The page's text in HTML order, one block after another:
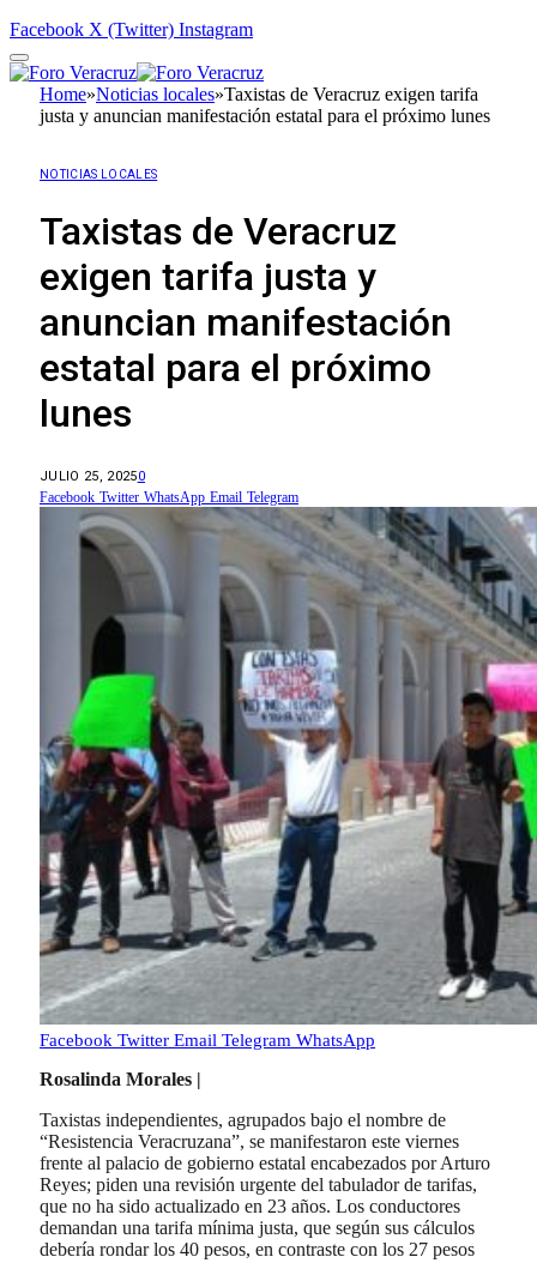
Facebook X (Twitter) Instagram
Home»Noticias locales»Taxistas de Veracruz exigen tarifa
justa y anuncian manifestación estatal para el próximo lunes
NOTICIAS LOCALES
Taxistas de Veracruz
exigen tarifa justa y
anuncian manifestación
estatal para el próximo
lunes
JULIO 25, 20250
Facebook Twitter WhatsApp Email Telegram
Facebook Twitter Email Telegram WhatsApp
Rosalinda Morales |
Taxistas independientes, agrupados bajo el nombre de
“Resistencia Veracruzana”, se manifestaron este viernes
frente al palacio de gobierno estatal encabezados por Arturo
Reyes; piden una revisión urgente del tabulador de tarifas,
que no ha sido actualizado en 23 años. Los conductores
demandan una tarifa mínima justa, que según sus cálculos
debería rondar los 40 pesos, en contraste con los 27 pesos